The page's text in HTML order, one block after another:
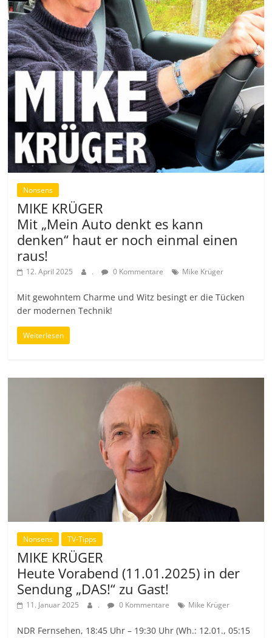
Nonsens
MIKE KRÜGER
Mit „Mein Auto denkt es kann
denken“ haut er noch einmal einen
raus!
12. April 2025 . 0 Kommentare Mike Krüger
Mit gewohntem Charme und Witz besingt er die Tücken
der modernen Technik!
Weiterlesen
Nonsens TV-Tipps
MIKE KRÜGER
Heute Vorabend (11.01.2025) in der
Sendung „DAS!“ zu Gast!
11. Januar 2025 . 0 Kommentare Mike Krüger
NDR Fernsehen, 18:45 Uhr – 19:30 Uhr (Wh.: 12.01., 05:15